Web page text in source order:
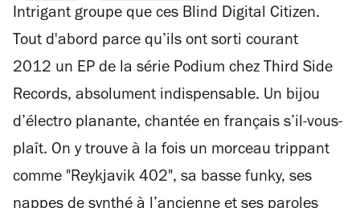
Intrigant groupe que ces Blind Digital Citizen.
Tout d'abord parce qu’ils ont sorti courant
2012 un EP de la série Podium chez Third Side
Records, absolument indispensable. Un bijou
d’électro planante, chantée en français s’il-vous-
plaît. On y trouve à la fois un morceau trippant
comme "Reykjavik 402", sa basse funky, ses